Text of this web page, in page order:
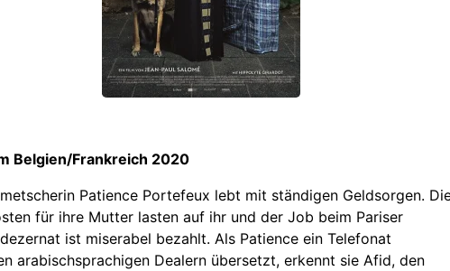
Belgien/Frankreich 2020
Patience Portefeux lebt mit ständigen Geldsorgen.
für ihre Mutter lasten auf ihr und der Job beim Pariser
ist miserabel bezahlt. Als Patience ein Telefonat
arabischsprachigen Dealern übersetzt, erkennt sie Afid, den